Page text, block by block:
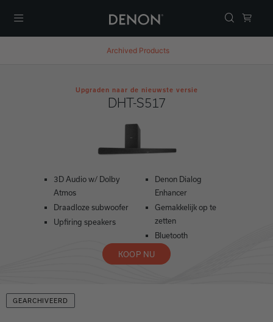
Archived Products
Upgraden naar de nieuwste versie
DHT-S517
3D Audio w/ Dolby
Atmos
Draadloze subwoofer
Upfiring speakers
Denon Dialog
Enhancer
Gemakkelijk op te
zetten
Bluetooth
KOOP NU
GEARCHIVEERD